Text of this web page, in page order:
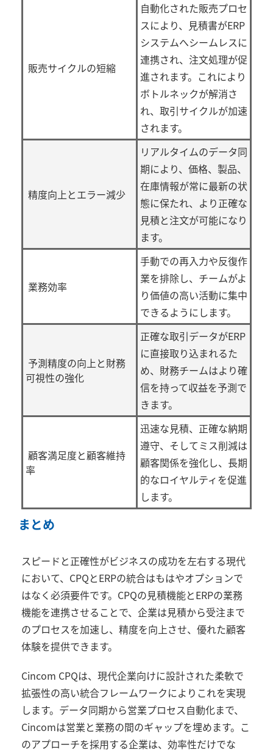
販売サイクルの短縮
自動化された販売プロセ
スにより、見積書がERP
システムへシームレスに
連携され、注文処理が促
進されます。これにより
ボトルネックが解消さ
れ、取引サイクルが加速
されます。
精度向上とエラー減少
リアルタイムのデータ同
期により、価格、製品、
在庫情報が常に最新の状
態に保たれ、より正確な
見積と注文が可能になり
ます。
業務効率
手動での再入力や反復作
業を排除し、チームがよ
り価値の高い活動に集中
できるようにします。
予測精度の向上と財務
可視性の強化
正確な取引データがERP
に直接取り込まれるた
め、財務チームはより確
信を持って収益を予測で
きます。
顧客満足度と顧客維持
率
迅速な見積、正確な納期
遵守、そしてミス削減は
顧客関係を強化し、長期
的なロイヤルティを促進
します。
まとめ
スピードと正確性がビジネスの成功を左右する現代
において、 CPQとERPの統合はもはやオプションで
はなく必須要件です。 CPQの見積機能とERPの業務
機能を連携させることで、企業は見積から受注まで
のプロセスを加速し、精度を向上させ、優れた顧客
体験を提供できます。
Cincom CPQは、現代企業向けに設計された柔軟で
拡張性の高い統合フレームワークによりこれを実現
します。データ同期から営業プロセス自動化まで、
Cincomは営業と業務の間のギャップを埋めます。こ
のアプローチを採用する企業は、効率性だけでな